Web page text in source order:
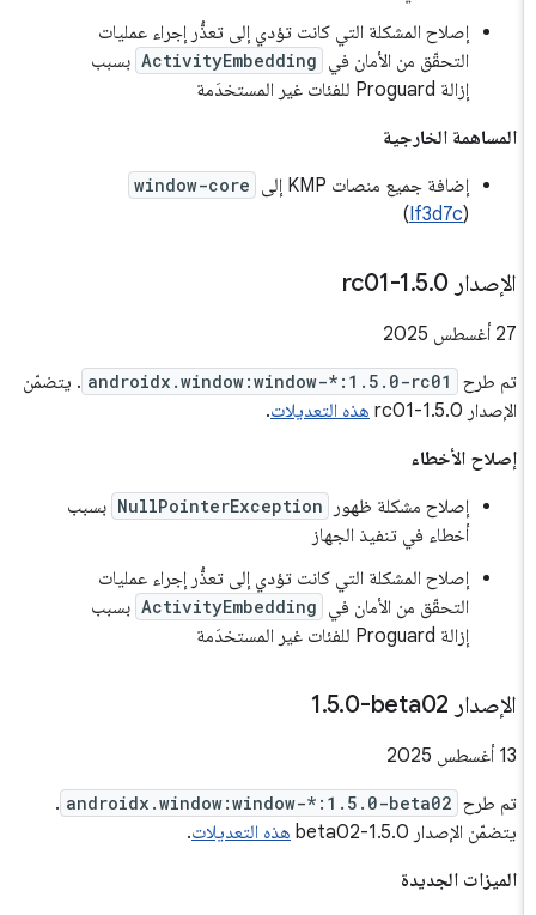
إصلاح المشكلة التي كانت تؤدي إلى تعذُّر إجراء عمليات
التحقّق من الأمان في ActivityEmbedding بسبب
إزالة Proguard للفئات غير المستخدَمة
المساهمة الخارجية
إضافة جميع منصات KMP إلى
window-core
If3d7c
)
الإصدار 1 .5.0-rc01
‫27 أغسطس 2025
تم طرح androidx.window:window-*:1.5.0-rc01 . يتضمّن
الإصدار 1.5.0-rc01
هذه التعديلات.
إصلاح الأخطاء
إصلاح مشكلة ظهور
NullPointerException بسبب
أخطاء في تنفيذ الجهاز
إصلاح المشكلة التي كانت تؤدي إلى تعذُّر إجراء عمليات
التحقّق من الأمان في ActivityEmbedding بسبب
إزالة Proguard للفئات غير المستخدَمة
الإصدار ‎1 .5.0-beta02
‫13 أغسطس 2025
تم طرح androidx.window:window-*:1.5.0-beta02
.
يتضمّن الإصدار 1.5.0-beta02
هذه التعديلات.
الميزات الجديدة